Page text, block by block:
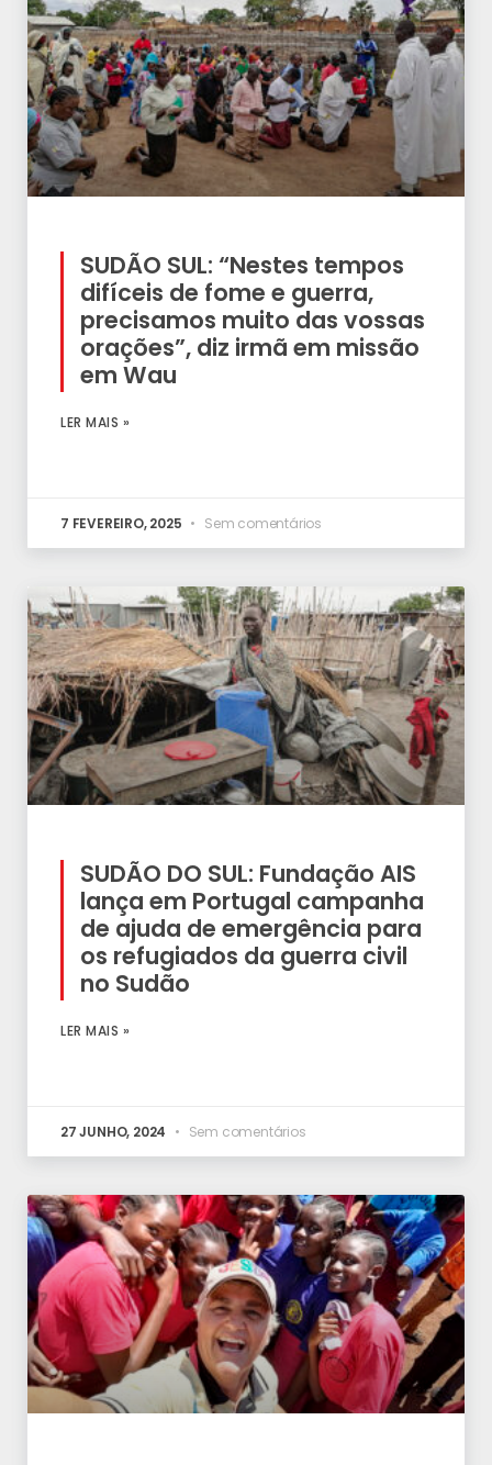
SUDÃO SUL: “Nestes tempos
difíceis de fome e guerra,
precisamos muito das vossas
orações”, diz irmã em missão
em Wau
LER MAIS »
7 FEVEREIRO, 2025 Sem comentários
SUDÃO DO SUL: Fundação AIS
lança em Portugal campanha
de ajuda de emergência para
os refugiados da guerra civil
no Sudão
LER MAIS »
27 JUNHO, 2024 Sem comentários